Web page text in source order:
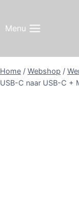
inhoud
Menu
Home / Webshop /
USB-C naar USB-C +